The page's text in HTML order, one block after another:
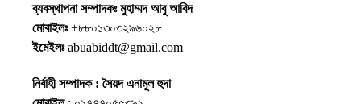
ব্যবস্থাপনা সম্পাদকঃ মুহাম্মদ আবু আবিদ
মোবাইলঃ+৮৮০১৩০৩২৯৬০২৮
ইমেইলঃabuabiddt@gmail.com
নির্বাহী সম্পাদক : সৈয়দ এনামুল হুদা